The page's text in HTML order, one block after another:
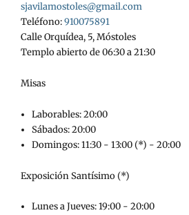
sjavilamostoles@gmail.com
Teléfono:910075891
Calle Orquídea, 5, Móstoles
Templo abierto de 06:30 a 21:30
Misas
Laborables: 20:00
Sábados: 20:00
Domingos: 11:30 - 13:00 (*) - 20:00
Exposición Santísimo (*)
Lunes a Jueves: 19:00 - 20:00